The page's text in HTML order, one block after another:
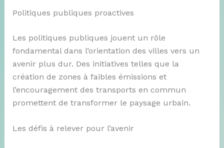
Politiques publiques proactives
Les politiques publiques jouent un rôle
fondamental dans l’orientation des villes vers un
avenir plus dur. Des initiatives telles que la
création de zones à faibles émissions et
l’encouragement des transports en commun
promettent de transformer le paysage urbain.
Les défis à relever pour l’avenir